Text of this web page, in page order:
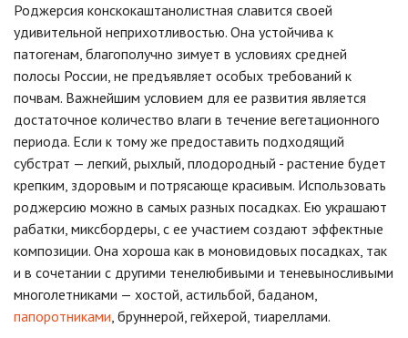
Роджерсия конскокаштанолистная славится своей
удивительной неприхотливостью. Она устойчива к
патогенам, благополучно зимует в условиях средней
полосы России, не предъявляет особых требований к
почвам. Важнейшим условием для ее развития является
достаточное количество влаги в течение вегетационного
периода. Если к тому же предоставить подходящий
субстрат — легкий, рыхлый, плодородный - растение будет
крепким, здоровым и потрясающе красивым. Использовать
роджерсию можно в самых разных посадках. Ею украшают
рабатки, миксбордеры, с ее участием создают эффектные
композиции. Она хороша как в моновидовых посадках, так
и в сочетании с другими тенелюбивыми и теневыносливыми
многолетниками — хостой, астильбой, баданом,
папоротниками, бруннерой, гейхерой, тиареллами.